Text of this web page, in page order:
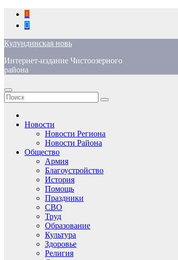
Перейти
содержимому
Кулундинская новь
Интернет-издание Чистоозерного
района
Новости
Новости Региона
Новости Района
Общество
Армия
Благоустройство
История
Помощь
Праздники
СВО
Труд
Образование
Культура
Здоровье
Религия